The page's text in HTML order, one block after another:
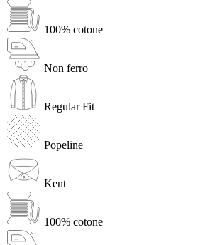
100% cotone
Non ferro
Regular Fit
Popeline
Kent
100% cotone